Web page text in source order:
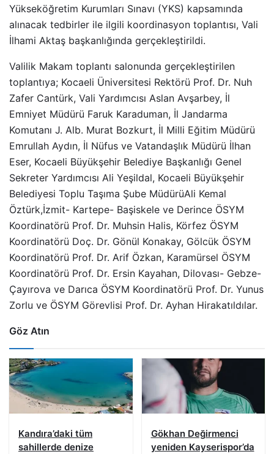
Yükseköğretim Kurumları Sınavı (YKS) kapsamında
alınacak tedbirler ile ilgili koordinasyon toplantısı, Vali
İlhami Aktaş başkanlığında gerçekleştirildi.
Valilik Makam toplantı salonunda gerçekleştirilen
toplantıya; Kocaeli Üniversitesi Rektörü Prof. Dr. Nuh
Zafer Cantürk, Vali Yardımcısı Aslan Avşarbey, İl
Emniyet Müdürü Faruk Karaduman, İl Jandarma
Komutanı J. Alb. Murat Bozkurt, İl Milli Eğitim Müdürü
Emrullah Aydın, İl Nüfus ve Vatandaşlık Müdürü İlhan
Eser, Kocaeli Büyükşehir Belediye Başkanlığı Genel
Sekreter Yardımcısı Ali Yeşildal, Kocaeli Büyükşehir
Belediyesi Toplu Taşıma Şube MüdürüAli Kemal
Öztürk,İzmit- Kartepe- Başiskele ve Derince ÖSYM
Koordinatörü Prof. Dr. Muhsin Halis, Körfez ÖSYM
Koordinatörü Doç. Dr. Gönül Konakay, Gölcük ÖSYM
Koordinatörü Prof. Dr. Arif Özkan, Karamürsel ÖSYM
Koordinatörü Prof. Dr. Ersin Kayahan, Dilovası- Gebze-
Çayırova ve Darıca ÖSYM Koordinatörü Prof. Dr. Yunus
Zorlu ve ÖSYM Görevlisi Prof. Dr. Ayhan Hirakatıldılar.
Göz Atın
Kandıra’daki tüm
sahillerde denize
Gökhan Değirmenci
yeniden Kayserispor’da